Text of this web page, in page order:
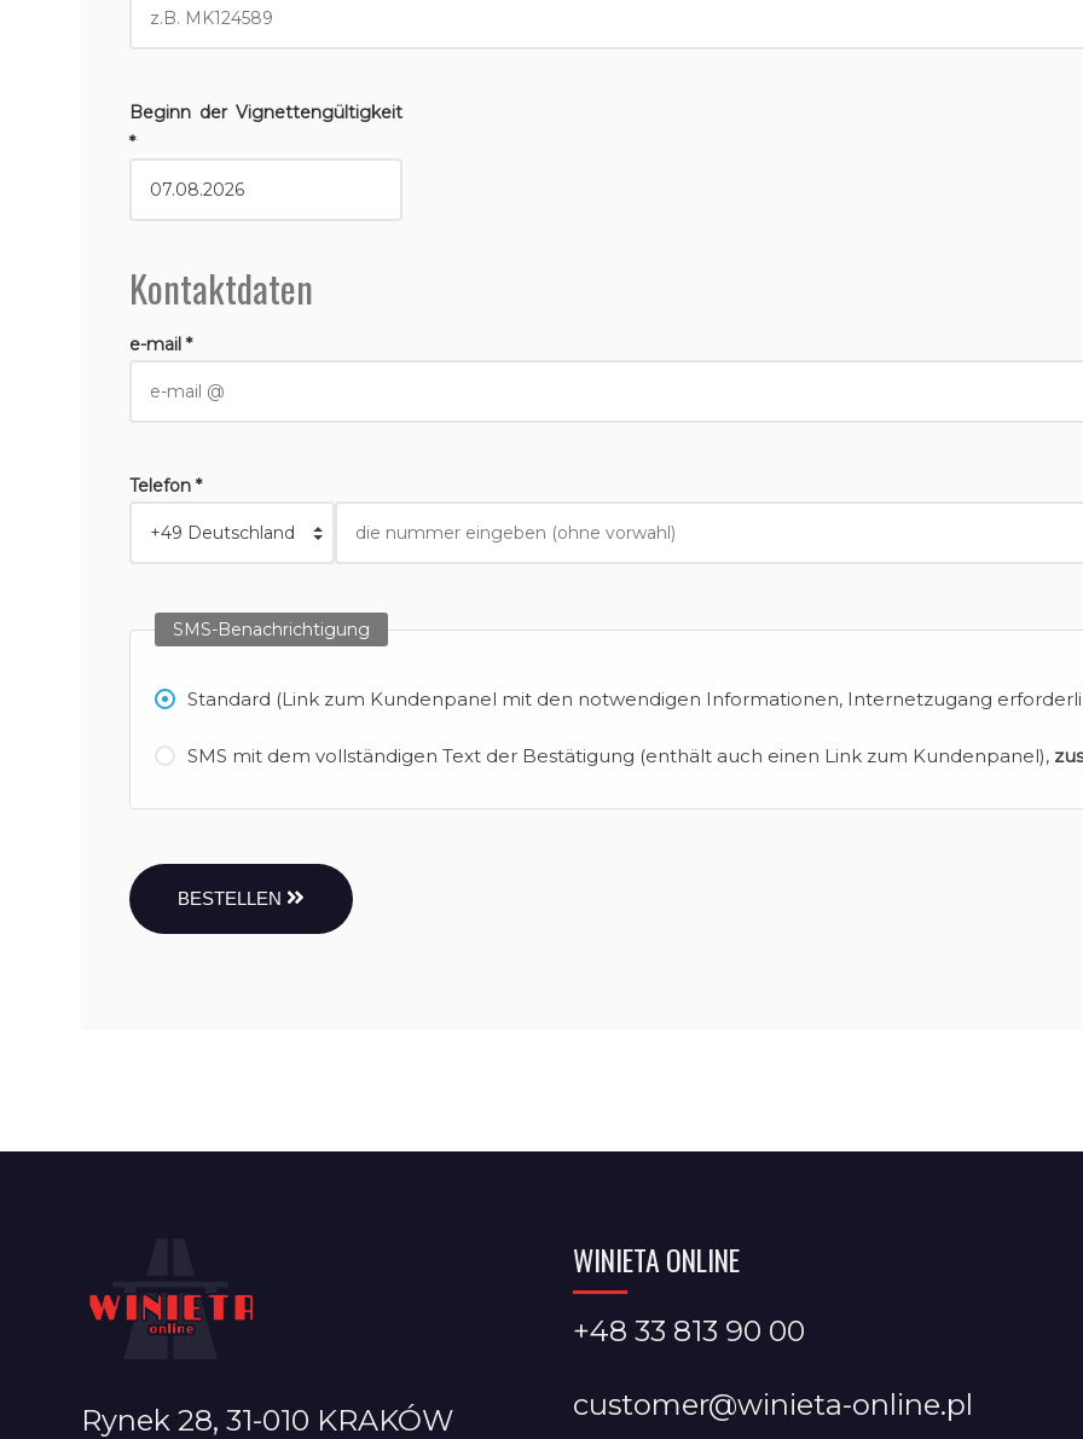
Beginn der Vignettengültigkeit
*
Kontaktdaten
e-mail *
Telefon *
SMS-Benachrichtigung
Standard (Link zum Kundenpanel mit den notwendigen Informationen, Internetzugang
SMS mit dem vollständigen Text der Bestätigung (enthält auch einen Link zum Kundenpanel),
BESTELLEN
Rynek 28, 31-010 KRAKÓW
WINIETA ONLINE
+48 33 813 90 00
customer@winieta-online.pl